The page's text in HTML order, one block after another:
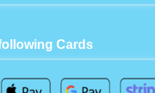
Cards